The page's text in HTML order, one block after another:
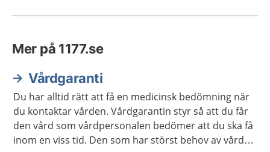
Mer på 1177.se
Vårdgaranti
Du har alltid rätt att få en medicinsk bedömning när
du kontaktar vården. Vårdgarantin styr så att du får
den vård som vårdpersonalen bedömer att du ska få
inom en viss tid. Den som har störst behov av vård